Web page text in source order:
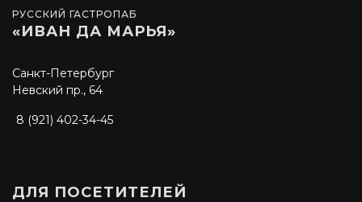
РУССКИЙ ГАСТРОПАБ
«ИВАН ДА МАРЬЯ»
Санкт-Петербург
Невский пр., 64
8 (921) 402-34-45
ДЛЯ ПОСЕТИТЕЛЕЙ